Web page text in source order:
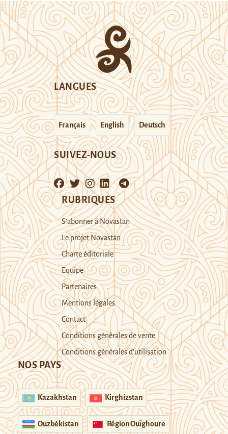
LANGUES
Français English Deutsch
SUIVEZ-NOUS
RUBRIQUES
S’abonner à Novastan
Le projet Novastan
Charte éditoriale
Equipe
Partenaires
Mentions légales
Contact
Conditions générales de vente
Conditions générales d’utilisation
NOS PAYS
Kazakhstan Kirghizstan
Ouzbékistan Région Ouïghoure